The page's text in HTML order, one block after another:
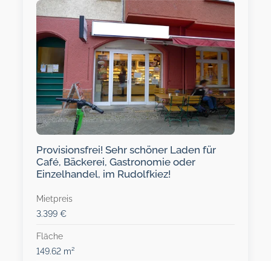
Provisionsfrei! Sehr schöner Laden für
Café, Bäckerei, Gastronomie oder
Einzelhandel, im Rudolfkiez!
Mietpreis
3.399 €
Fläche
149.62 m²